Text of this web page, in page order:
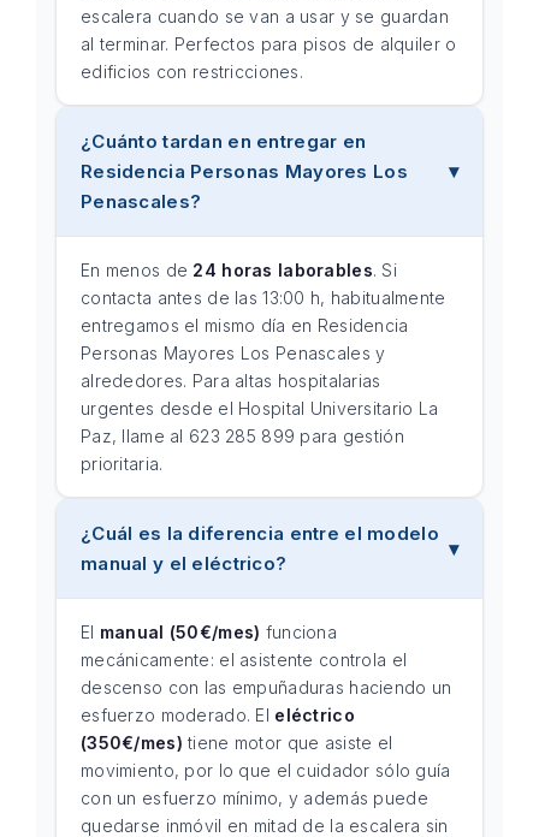
escalera cuando se van a usar y se guardan
al terminar. Perfectos para pisos de alquiler o
edificios con restricciones.
¿Cuánto tardan en entregar en
Residencia Personas Mayores Los
Penascales?
En menos de 24 horas laborables. Si
contacta antes de las 13:00 h, habitualmente
entregamos el mismo día en Residencia
Personas Mayores Los Penascales y
alrededores. Para altas hospitalarias
urgentes desde el Hospital Universitario La
Paz, llame al 623 285 899 para gestión
prioritaria.
¿Cuál es la diferencia entre el modelo
manual y el eléctrico?
El manual (50€/mes) funciona
mecánicamente: el asistente controla el
descenso con las empuñaduras haciendo un
esfuerzo moderado. El eléctrico
(350€/mes) tiene motor que asiste el
movimiento, por lo que el cuidador sólo guía
con un esfuerzo mínimo, y además puede
quedarse inmóvil en mitad de la escalera sin